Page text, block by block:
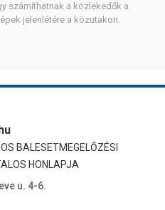
számíthatnak a közlekedők a
jelenlétére a közutakon.
BALESETMEGELŐZÉSI
HONLAPJA
u. 4-6.